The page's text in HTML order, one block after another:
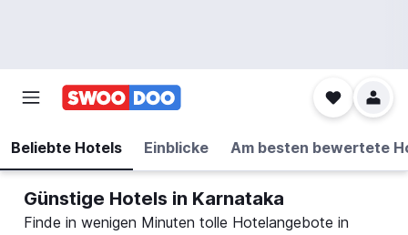
Beliebte Hotels Einblicke Am besten bewertete
Günstige Hotels in Karnataka
Finde in wenigen Minuten tolle Hotelangebote in